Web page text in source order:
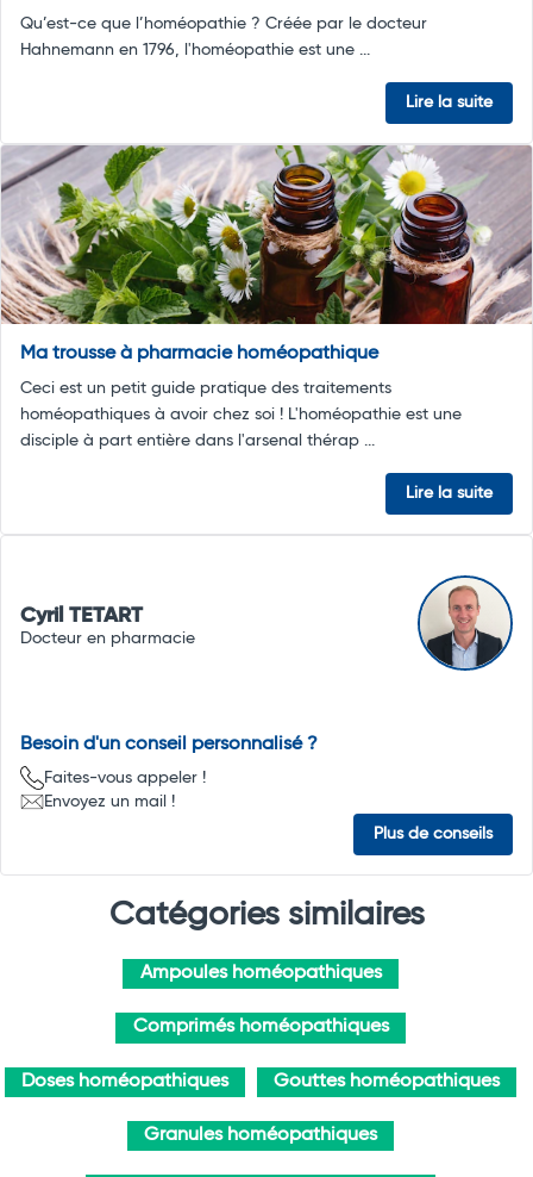
Qu’est-ce que l’homéopathie ? Créée par le docteur
Hahnemann en 1796, l'homéopathie est une ...
Lire la suite
Ma trousse à pharmacie homéopathique
Ceci est un petit guide pratique des traitements
homéopathiques à avoir chez soi ! L'homéopathie est une
disciple à part entière dans l'arsenal thérap ...
Lire la suite
Cyril TETART
Docteur en pharmacie
Besoin d'un conseil personnalisé ?
Faites-vous appeler !
Envoyez un mail !
Plus de conseils
Catégories similaires
Ampoules homéopathiques
Comprimés homéopathiques
Doses homéopathiques Gouttes homéopathiques
Granules homéopathiques